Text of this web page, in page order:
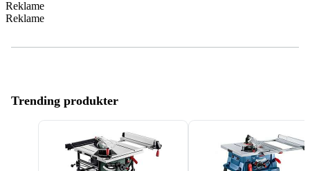
Reklame
Reklame
Trending produkter